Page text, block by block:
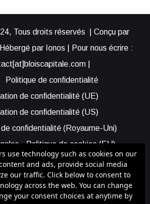
Tous droits réservés | Conçu par
par Ionos | Pour nous écrire :
|
Politique de confidentialité
de confidentialité (UE)
de confidentialité (US)
confidentialité (Royaume-Uni)
Politique de cookies (EU)
(AUS)
Cookie Policy (US)
?
Participer à Blois Capitale
d’une assistance
use technology such as cookies on our
and ads, provide social media
our traffic. Click below to consent to
across the web. You can change
your consent choices at anytime by